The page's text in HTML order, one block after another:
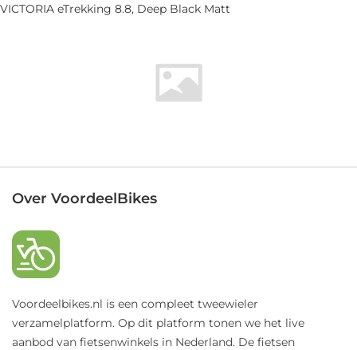
VICTORIA eTrekking 8.8, Deep Black Matt
Over VoordeelBikes
Voordeelbikes.nl is een compleet tweewieler
verzamelplatform. Op dit platform tonen we het live
aanbod van fietsenwinkels in Nederland. De fietsen